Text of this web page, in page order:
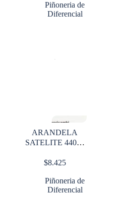
Piñoneria de
Diferencial
ARANDELA
SATELITE 44000
$8.425
Piñoneria de
Diferencial